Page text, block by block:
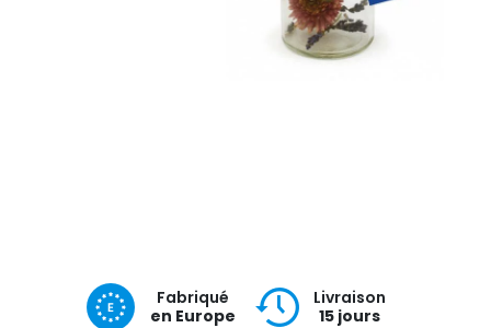
Fabriqué
en Europe
Livraison
15 jours